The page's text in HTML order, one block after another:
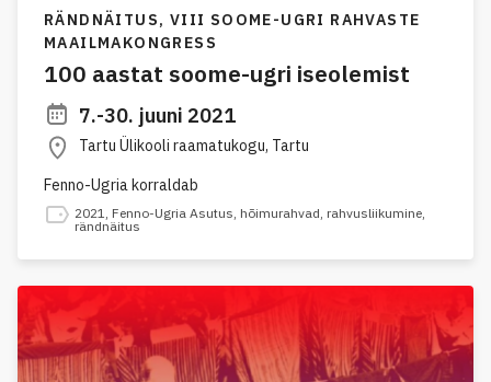
RÄNDNÄITUS, VIII SOOME-UGRI RAHVASTE
MAAILMAKONGRESS
100 aastat soome-ugri iseolemist
7.-30. juuni 2021
Tartu Ülikooli raamatukogu, Tartu
Fenno-Ugria korraldab
2021 Fenno-Ugria Asutus hõimurahvad rahvusliikumine
rändnäitus